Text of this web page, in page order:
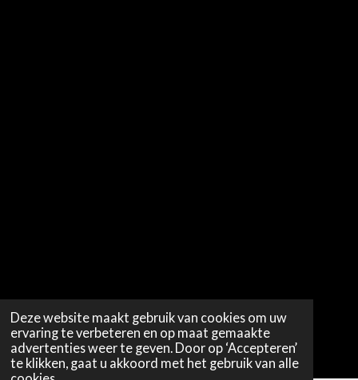
Deze website maakt gebruik van cookies om uw
ervaring te verbeteren en op maat gemaakte
advertenties weer te geven. Door op ‘Accepteren’
te klikken, gaat u akkoord met het gebruik van alle